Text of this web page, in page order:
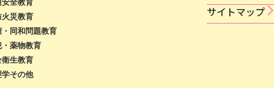
安全教育
火災教育
・同和問題教育
・薬物教育
衛生教育
学その他
サイトマップ